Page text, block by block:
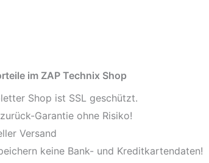
im ZAP Technix Shop
Shop ist SSL geschützt.
Garantie ohne Risiko!
Versand
keine Bank- und Kreditkartendaten!